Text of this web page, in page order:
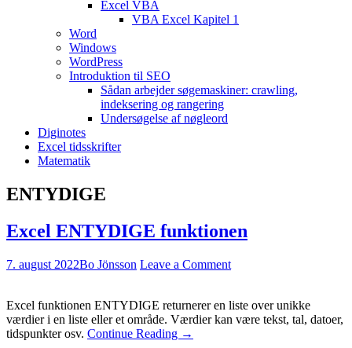
Excel VBA
VBA Excel Kapitel 1
Word
Windows
WordPress
Introduktion til SEO
Sådan arbejder søgemaskiner: crawling,
indeksering og rangering
Undersøgelse af nøgleord
Diginotes
Excel tidsskrifter
Matematik
ENTYDIGE
Excel ENTYDIGE funktionen
7. august 2022Bo Jönsson Leave a Comment
Excel funktionen ENTYDIGE returnerer en liste over unikke
værdier i en liste eller et område. Værdier kan være tekst, tal, datoer,
tidspunkter osv. Continue Reading →